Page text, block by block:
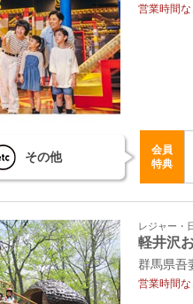
営業時間
その他
会員
特典
レジャー・
軽井沢
群馬県吾
営業時間